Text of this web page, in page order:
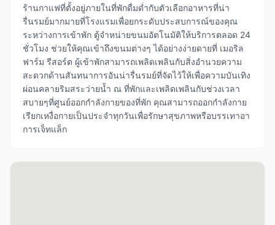
ร้านกาแฟที่ตั้งอยู่ภายในที่พักดื่มด่ำกับตัวเลือกอาหารที่น่า
รื่นรมย์มากมายที่โรงแรมเพื่อยกระดับประสบการณ์ของคุณ
ระหว่างการเข้าพัก ตู้จำหน่ายขนมอัตโนมัติให้บริการตลอด 24
ชั่วโมง ช่วยให้คุณเข้าถึงขนมต่างๆ ได้อย่างง่ายดายที่ เมอริล
ฟาร์ม รีสอร์ต ผู้เข้าพักสามารถเพลิดเพลินกับสิ่งอำนวยความ
สะดวกด้านสันทนาการอันน่ารื่นรมย์ที่จัดไว้ให้เพื่อความบันเทิง
ผ่อนคลายริมสระว่ายน้ำ ณ ที่พักและเพลิดเพลินกับช่วงเวลา
สบายๆที่ศูนย์ออกกำลังกายของที่พัก คุณสามารถออกกำลังกาย
เรียกเหงื่อกายเป็นประจำทุกวันเพื่อรักษาสุขภาพหรือบรรเทาอา
การเจ็ทแล็ก